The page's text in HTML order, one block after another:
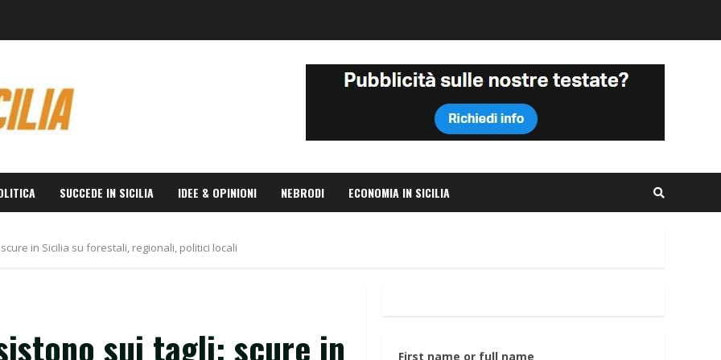
SUCCEDE IN SICILIA IDEE & OPINIONI NEBRODI ECONOMIA IN SICILIA
in Sicilia su forestali, regionali, politici locali
sui tagli: scure in
First name or full name